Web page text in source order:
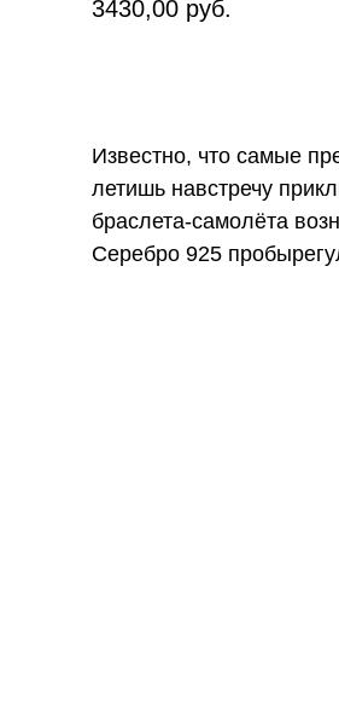
3430,00 руб.
Известно, что самые
летишь навстречу
браслета-самолёта
Серебро 925